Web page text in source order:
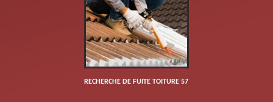
RECHERCHE DE FUITE TOITURE 57